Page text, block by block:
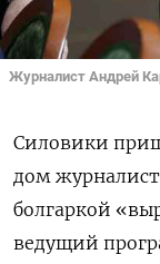
Журналист Андрей
Силовики
дом
болгаркой
ведущий